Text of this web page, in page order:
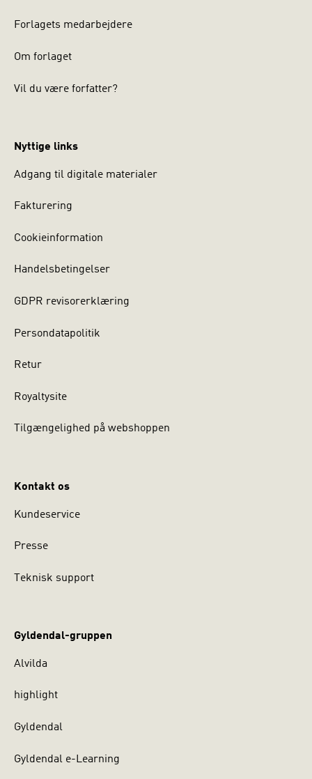
Forlagets medarbejdere
Om forlaget
Vil du være forfatter?
Nyttige links
Adgang til digitale materialer
Fakturering
Cookieinformation
Handelsbetingelser
GDPR revisorerklæring
Persondatapolitik
Retur
Royaltysite
Tilgængelighed på webshoppen
Kontakt os
Kundeservice
Presse
Teknisk support
Gyldendal-gruppen
Alvilda
highlight
Gyldendal
Gyldendal e-Learning